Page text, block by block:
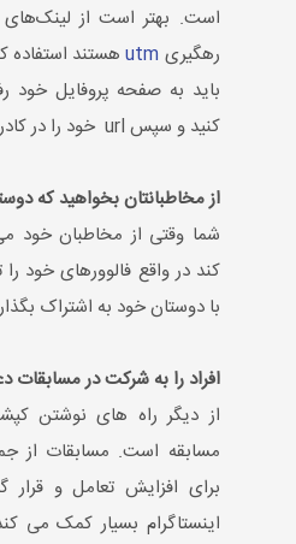
است. بهتر است از
رهگیری utmهستند استفاده
باید به صفحه پروفایل خود
کنید و سپس url خود را در کادر url وارد کنید.
از مخاطبانتان بخواهید که
شما وقتی از مخاطبان خود
کند در واقع فالوورهای خود
با دوستان خود به اشتراک
افراد را به شرکت در مسابقات
از دیگر راه های نوشتن
مسابقه است. مسابقات از
برای افزایش تعامل و
اینستاگرام بسیار کمک می